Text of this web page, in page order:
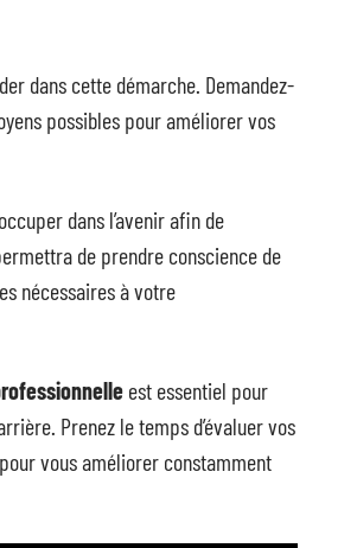
dans cette démarche. Demandez-
possibles pour améliorer vos
dans l’avenir afin de
de prendre conscience de
nécessaires à votre
est essentiel pour
Prenez le temps d’évaluer vos
vous améliorer constamment